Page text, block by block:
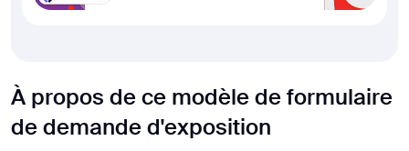
À propos de ce modèle de formulaire
de demande d'exposition